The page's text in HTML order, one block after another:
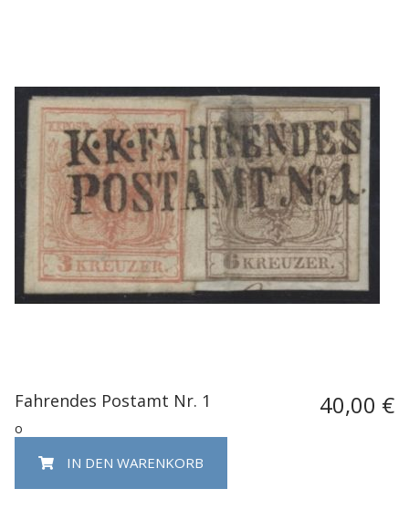
Fahrendes Postamt Nr. 1 40,00 €
o
IN DEN WARENKORB